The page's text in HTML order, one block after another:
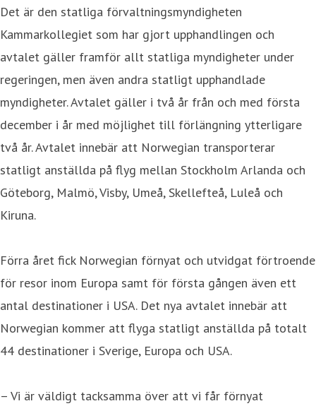
Det är den statliga förvaltningsmyndigheten
Kammarkollegiet som har gjort upphandlingen och
avtalet gäller framför allt statliga myndigheter under
regeringen, men även andra statligt upphandlade
myndigheter. Avtalet gäller i två år från och med första
december i år med möjlighet till förlängning ytterligare
två år. Avtalet innebär att Norwegian transporterar
statligt anställda på flyg mellan Stockholm Arlanda och
Göteborg, Malmö, Visby, Umeå, Skellefteå, Luleå och
Kiruna.
Förra året fick Norwegian förnyat och utvidgat förtroende
för resor inom Europa samt för första gången även ett
antal destinationer i USA. Det nya avtalet innebär att
Norwegian kommer att flyga statligt anställda på totalt
44 destinationer i Sverige, Europa och USA.
– Vi är väldigt tacksamma över att vi får förnyat